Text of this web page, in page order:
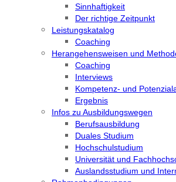
Sinnhaftigkeit
Der richtige Zeitpunkt
Leistungskatalog
Coaching
Herangehensweisen und
Coaching
Interviews
Kompetenz- und
Ergebnis
Infos zu Ausbildungswegen
Berufsausbildung
Duales Studium
Hochschulstudium
Universität und
Auslandsstudium und